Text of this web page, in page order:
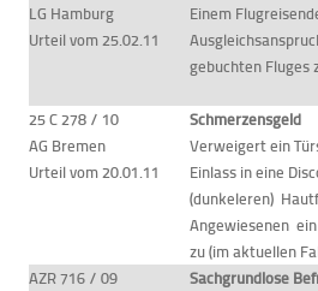
LG Hamburg
Urteil vom 25.02.11
Einem
gebuchten Fluges
25 C 278 / 10
AG Bremen
Urteil vom 20.01.11
Schmerzensgeld
Verweigert ein
Einlass in eine
(dunkeleren)
Angewiesenen
zu (im aktuellen
AZR 716 / 09
Sachgrundlose